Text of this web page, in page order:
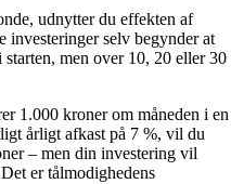
udnytter du effekten af
investeringer selv begynder at
men over 10, 20 eller 30
1.000 kroner om måneden i en
årligt afkast på 7 %, vil du
– men din investering vil
er tålmodighedens